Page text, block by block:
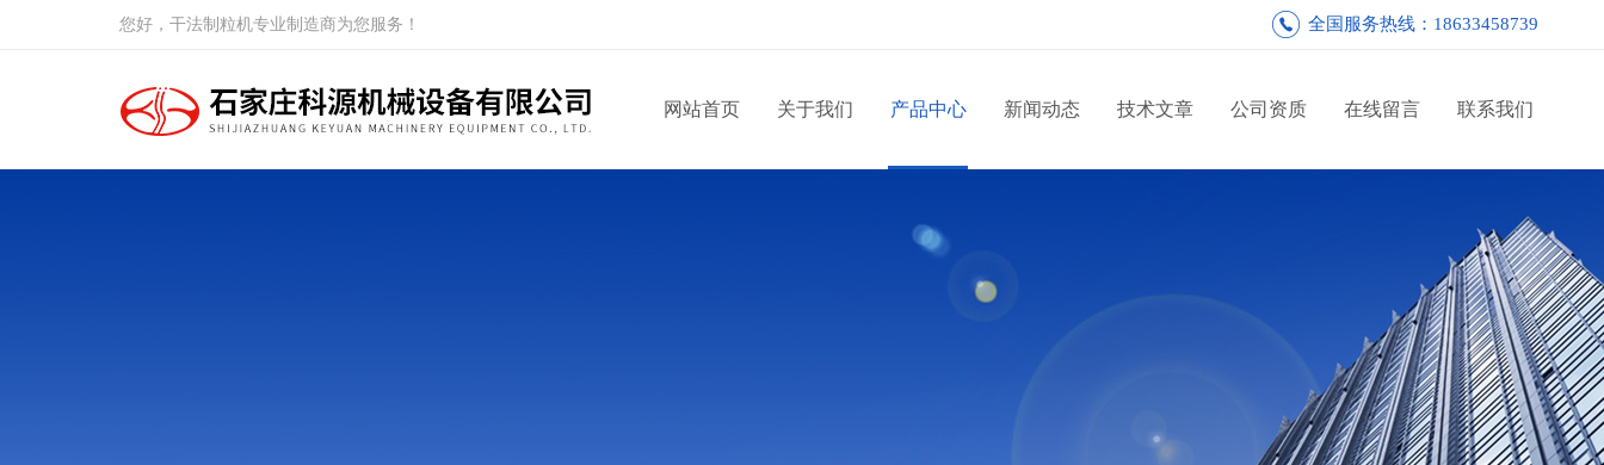
您好，干法制粒机专业制造商为您服务！ 全国服务热线：18633458739
网站首页 关于我们 产品中心 新闻动态 技术文章 公司资质 在线留言 联系我们